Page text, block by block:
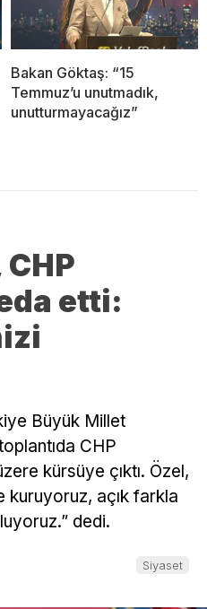
Bakan Göktaş: “15
Temmuz’u unutmadık,
unutturmayacağız”
etti:
Büyük Millet
CHP
kürsüye çıktı. Özel,
kuruyoruz, açık farkla
dedi.
Siyaset